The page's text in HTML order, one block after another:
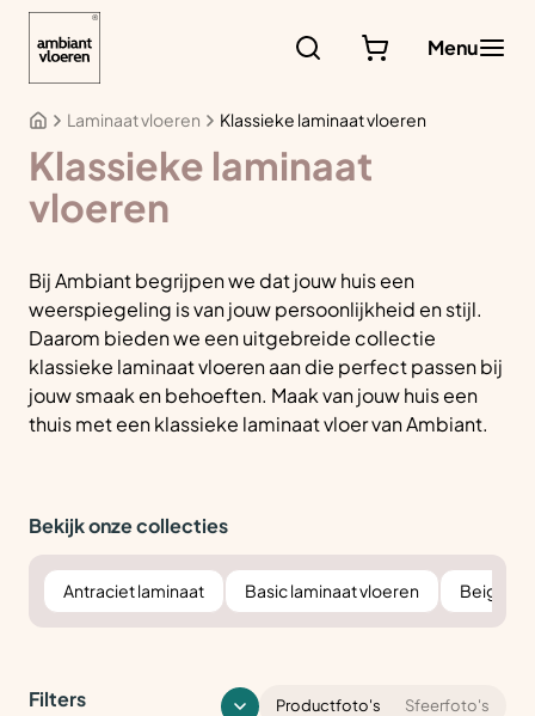
Menu
Laminaat vloeren Klassieke laminaat vloeren
Klassieke laminaat
vloeren
Bij Ambiant begrijpen we dat jouw huis een
weerspiegeling is van jouw persoonlijkheid en stijl.
Daarom bieden we een uitgebreide collectie
klassieke laminaat vloeren aan die perfect passen bij
jouw smaak en behoeften. Maak van jouw huis een
thuis met een klassieke laminaat vloer van Ambiant.
Bekijk onze collecties
Antraciet laminaat Basic laminaat vloeren Beige
Filters Productfoto's Sfeerfoto's